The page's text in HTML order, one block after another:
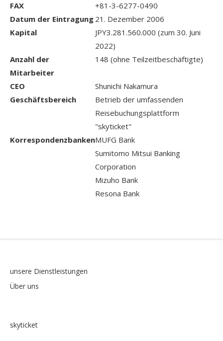
FAX
+81-3-6277-0490
Datum der Eintragung 21. Dezember 2006
Kapital
JPY3.281.560.000 (zum 30. Juni
2022)
Anzahl der
Mitarbeiter
148 (ohne Teilzeitbeschäftigte)
CEO
Shunichi Nakamura
Geschäftsbereich
Betrieb der umfassenden
Reisebuchungsplattform
"skyticket"
KorrespondenzbankenMUFG Bank
Sumitomo Mitsui Banking
Corporation
Mizuho Bank
Resona Bank
unsere Dienstleistungen
Über uns
skyticket